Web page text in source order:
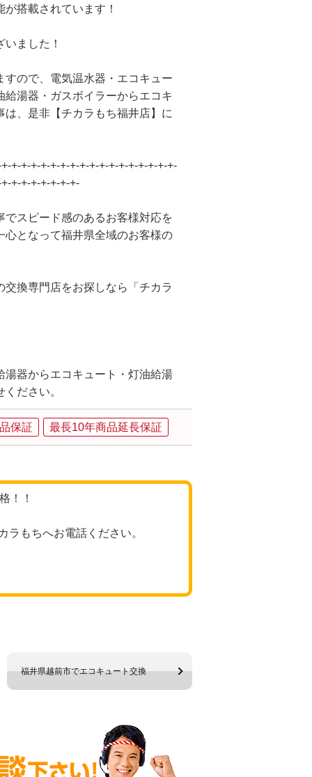
搭載されています！
ました！
ので、電気温水器・エコキュー
湯器・ガスボイラーからエコキ
、是非【チカラもち福井店】に
+-+-+-+-+-+-+-+-+-+-+-+-+-+-+-+-+-
+-+-+-+-+-+-+-
スピード感のあるお客様対応を
となって福井県全域のお客様の
換専門店をお探しなら「チカラ
器からエコキュート・灯油給湯
ださい。
保証 最長10年商品延長保証
！！
ラもちへお電話ください。
福井県越前市でエコキュート交換